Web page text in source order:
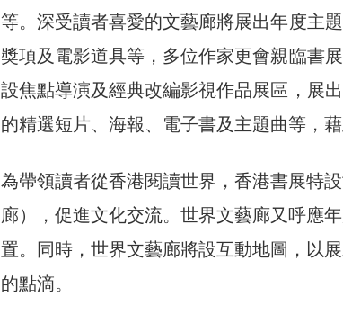
等。深受讀者喜愛的文藝廊將展出年度主
獎項及電影道具等，多位作家更會親臨書
設焦點導演及經典改編影視作品展區，展
的精選短片、海報、電子書及主題曲等，藉
為帶領讀者從香港閱讀世界，香港書展特
廊），促進文化交流。世界文藝廊又呼應
置。同時，世界文藝廊將設互動地圖，以
的點滴。